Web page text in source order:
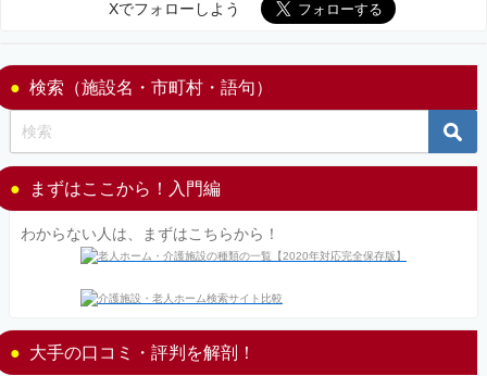
Xでフォローしよう
検索（施設名・市町村・語句）
まずはここから！入門編
わからない人は、まずはこちらから！
大手の口コミ・評判を解剖！